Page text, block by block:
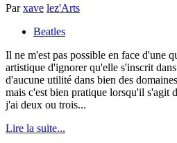
Parxave lez'Arts
Beatles
Il ne m'est pas possible en face d'une
artistique d'ignorer qu'elle s'inscrit
d'aucune utilité dans bien des
mais c'est bien pratique lorsqu'il s'agit
j'ai deux ou trois...
Lire la suite...